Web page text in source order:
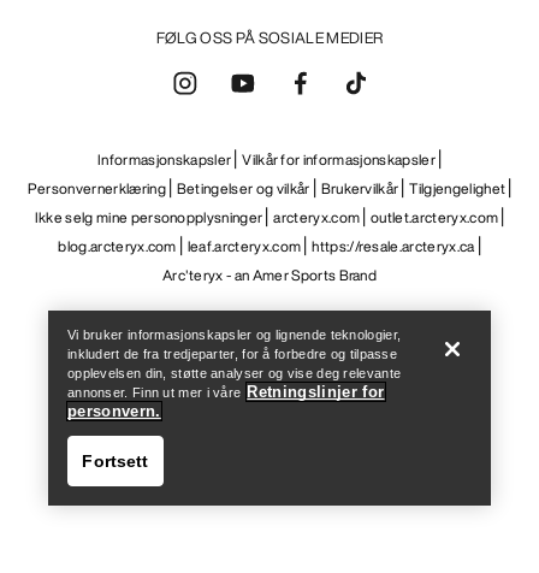
Help
FØLG OSS PÅ SOSIALE MEDIER
Informasjonskapsler Vilkår for informasjonskapsler
Personvernerklæring Betingelser og vilkår Brukervilkår Tilgjengelighet
Ikke selg mine personopplysninger arcteryx.com outlet.arcteryx.com
blog.arcteryx.com leaf.arcteryx.com https://resale.arcteryx.ca
Arc'teryx - an Amer Sports Brand
Vi bruker informasjonskapsler og lignende teknologier,
inkludert de fra tredjeparter, for å forbedre og tilpasse
opplevelsen din, støtte analyser og vise deg relevante
annonser. Finn ut mer i våre Retningslinjer for
personvern.
Fortsett